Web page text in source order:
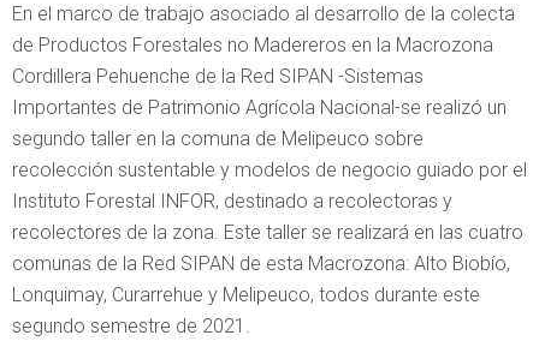
En el marco de trabajo asociado al desarrollo de la colecta
de Productos Forestales no Madereros en la Macrozona
Cordillera Pehuenche de la Red SIPAN -Sistemas
Importantes de Patrimonio Agrícola Nacional-se realizó un
segundo taller en la comuna de Melipeuco sobre
recolección sustentable y modelos de negocio guiado por el
Instituto Forestal INFOR, destinado a recolectoras y
recolectores de la zona. Este taller se realizará en las cuatro
comunas de la Red SIPAN de esta Macrozona: Alto Biobío,
Lonquimay, Curarrehue y Melipeuco, todos durante este
segundo semestre de 2021.